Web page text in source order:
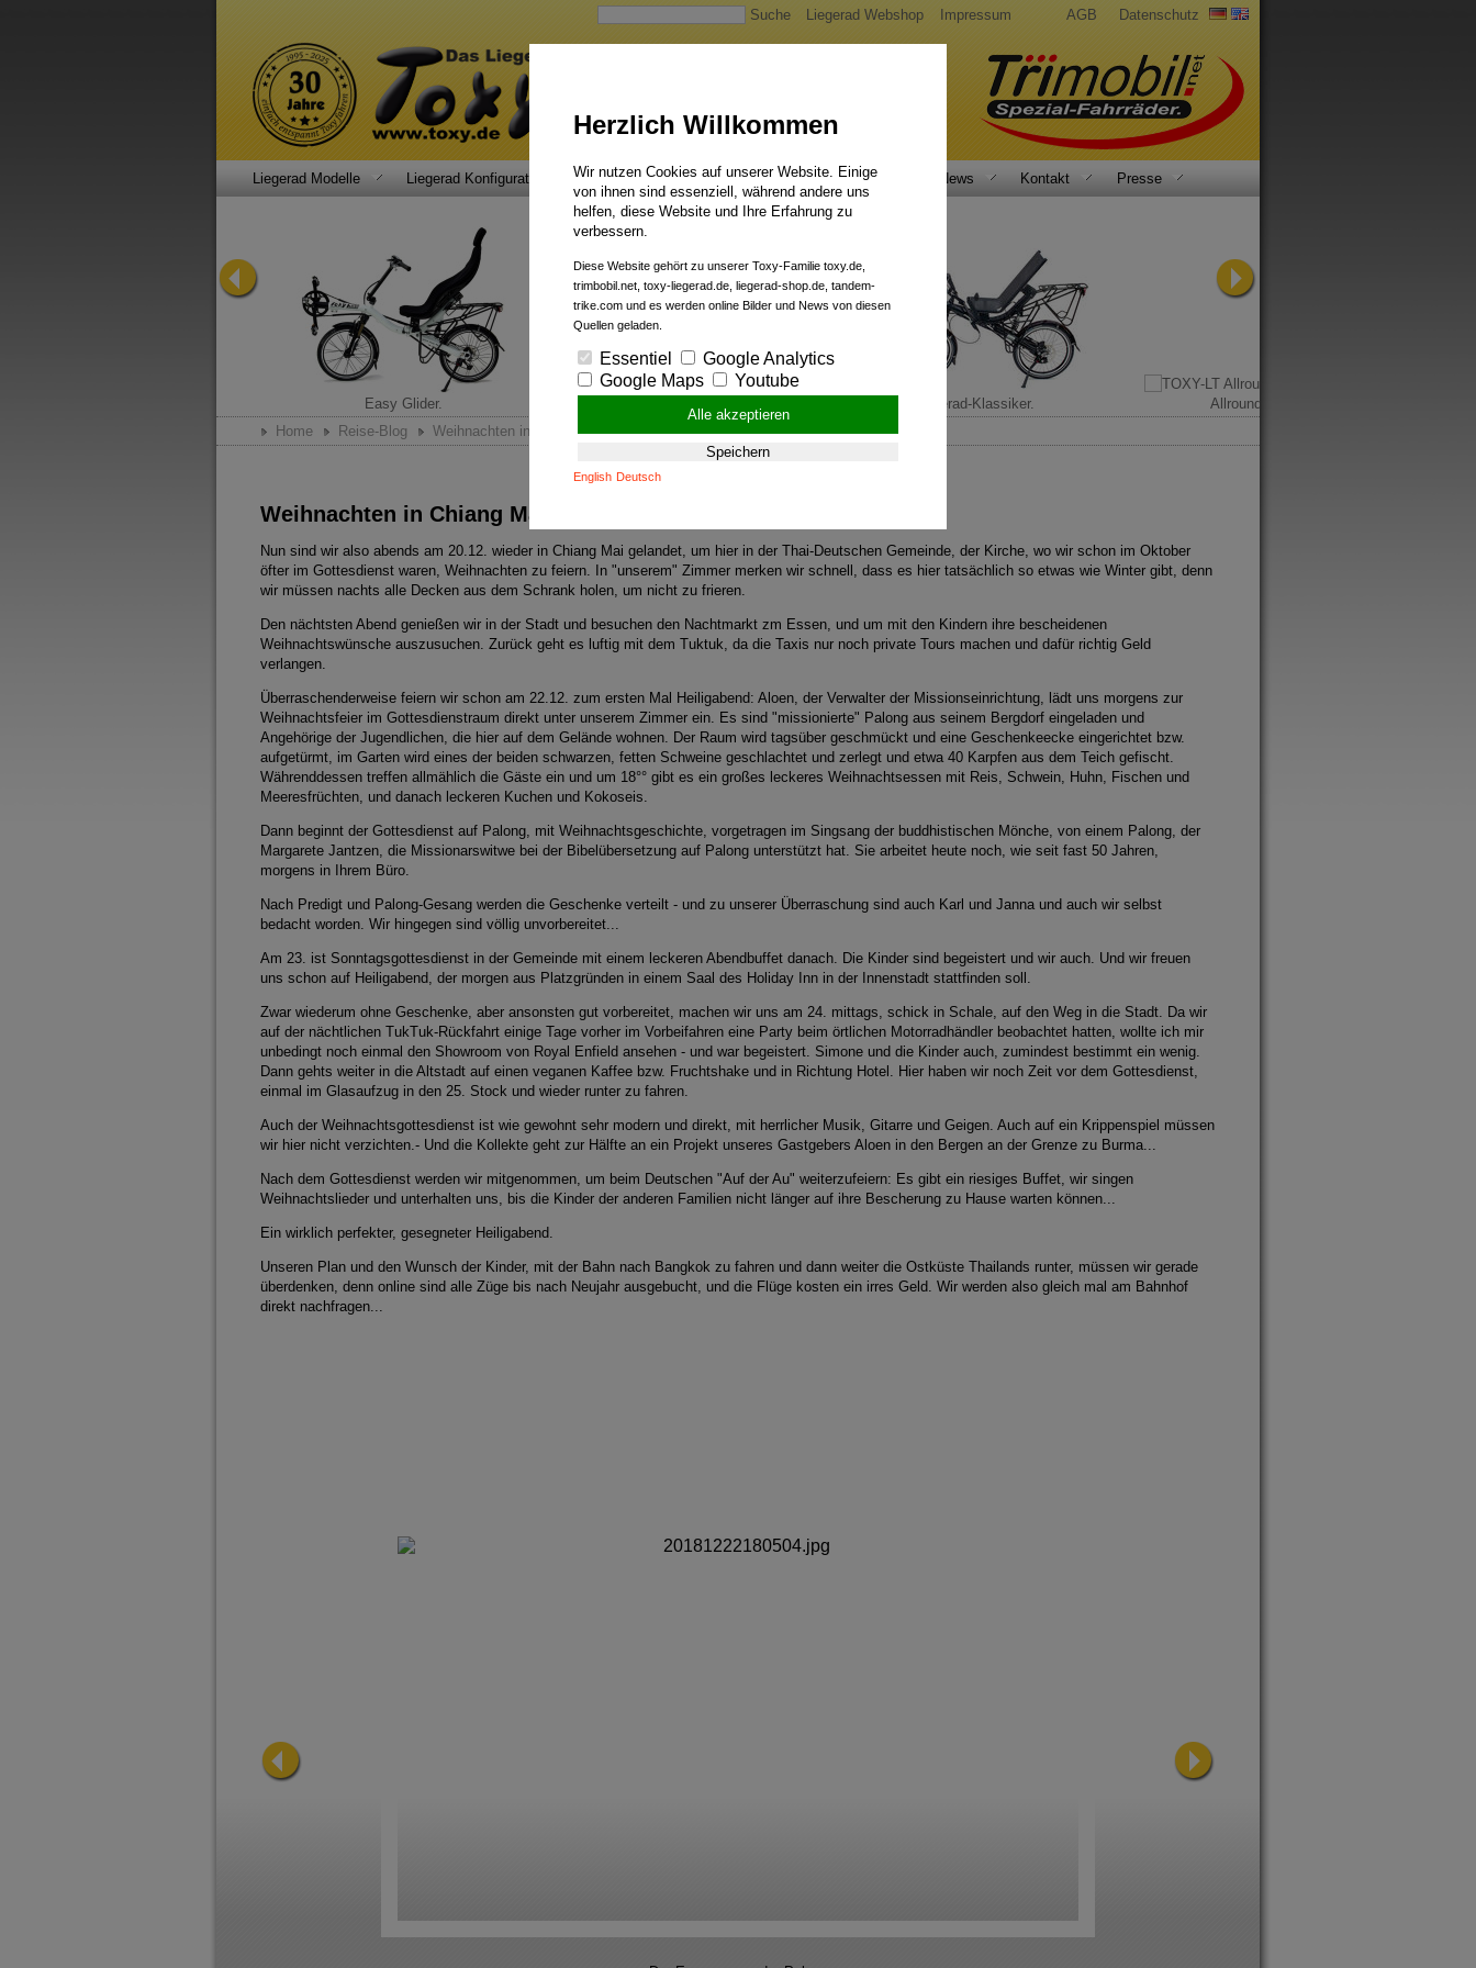
Suche Liegerad Webshop Impressum AGB Datenschutz
Liegerad Modelle Liegerad Konfigurator Faszination Service Qualität Liegerad News Kontakt Presse
Easy Glider. Liegerad-Klassiker.
Allround-Talent.
Home
Reise-Blog Weihnachten in Chiang Mai
Weihnachten in Chiang Mai
Nun sind wir also abends am 20.12. wieder in Chiang Mai gelandet, um hier in der Thai-Deutschen Gemeinde, der Kirche, wo wir schon im Oktober
öfter im Gottesdienst waren, Weihnachten zu feiern. In "unserem" Zimmer merken wir schnell, dass es hier tatsächlich so etwas wie Winter gibt, denn
wir müssen nachts alle Decken aus dem Schrank holen, um nicht zu frieren.
Den nächtsten Abend genießen wir in der Stadt und besuchen den Nachtmarkt zm Essen, und um mit den Kindern ihre bescheidenen
Weihnachtswünsche auszusuchen. Zurück geht es luftig mit dem Tuktuk, da die Taxis nur noch private Tours machen und dafür richtig Geld
verlangen.
Überraschenderweise feiern wir schon am 22.12. zum ersten Mal Heiligabend: Aloen, der Verwalter der Missionseinrichtung, lädt uns morgens zur
Weihnachtsfeier im Gottesdienstraum direkt unter unserem Zimmer ein. Es sind "missionierte" Palong aus seinem Bergdorf eingeladen und
Angehörige der Jugendlichen, die hier auf dem Gelände wohnen. Der Raum wird tagsüber geschmückt und eine Geschenkeecke eingerichtet bzw.
aufgetürmt, im Garten wird eines der beiden schwarzen, fetten Schweine geschlachtet und zerlegt und etwa 40 Karpfen aus dem Teich gefischt.
Währenddessen treffen allmählich die Gäste ein und um 18°° gibt es ein großes leckeres Weihnachtsessen mit Reis, Schwein, Huhn, Fischen und
Meeresfrüchten, und danach leckeren Kuchen und Kokoseis.
Dann beginnt der Gottesdienst auf Palong, mit Weihnachtsgeschichte, vorgetragen im Singsang der buddhistischen Mönche, von einem Palong, der
Margarete Jantzen, die Missionarswitwe bei der Bibelübersetzung auf Palong unterstützt hat. Sie arbeitet heute noch, wie seit fast 50 Jahren,
morgens in Ihrem Büro.
Nach Predigt und Palong-Gesang werden die Geschenke verteilt - und zu unserer Überraschung sind auch Karl und Janna und auch wir selbst
bedacht worden. Wir hingegen sind völlig unvorbereitet...
Am 23. ist Sonntagsgottesdienst in der Gemeinde mit einem leckeren Abendbuffet danach. Die Kinder sind begeistert und wir auch. Und wir freuen
uns schon auf Heiligabend, der morgen aus Platzgründen in einem Saal des Holiday Inn in der Innenstadt stattfinden soll.
Zwar wiederum ohne Geschenke, aber ansonsten gut vorbereitet, machen wir uns am 24. mittags, schick in Schale, auf den Weg in die Stadt. Da wir
auf der nächtlichen TukTuk-Rückfahrt einige Tage vorher im Vorbeifahren eine Party beim örtlichen Motorradhändler beobachtet hatten, wollte ich mir
unbedingt noch einmal den Showroom von Royal Enfield ansehen - und war begeistert. Simone und die Kinder auch, zumindest bestimmt ein wenig.
Dann gehts weiter in die Altstadt auf einen veganen Kaffee bzw. Fruchtshake und in Richtung Hotel. Hier haben wir noch Zeit vor dem Gottesdienst,
einmal im Glasaufzug in den 25. Stock und wieder runter zu fahren.
Auch der Weihnachtsgottesdienst ist wie gewohnt sehr modern und direkt, mit herrlicher Musik, Gitarre und Geigen. Auch auf ein Krippenspiel müssen
wir hier nicht verzichten.- Und die Kollekte geht zur Hälfte an ein Projekt unseres Gastgebers Aloen in den Bergen an der Grenze zu Burma...
Nach dem Gottesdienst werden wir mitgenommen, um beim Deutschen "Auf der Au" weiterzufeiern: Es gibt ein riesiges Buffet, wir singen
Weihnachtslieder und unterhalten uns, bis die Kinder der anderen Familien nicht länger auf ihre Bescherung zu Hause warten können...
Ein wirklich perfekter, gesegneter Heiligabend.
Unseren Plan und den Wunsch der Kinder, mit der Bahn nach Bangkok zu fahren und dann weiter die Ostküste Thailands runter, müssen wir gerade
überdenken, denn online sind alle Züge bis nach Neujahr ausgebucht, und die Flüge kosten ein irres Geld. Wir werden also gleich mal am Bahnhof
direkt nachfragen...
Herzlich Willkommen
Wir nutzen Cookies auf unserer Website. Einige
von ihnen sind essenziell, während andere uns
helfen, diese Website und Ihre Erfahrung zu
verbessern.
Diese Website gehört zu unserer Toxy-Familie toxy.de,
trimbobil.net, toxy-liegerad.de, liegerad-shop.de, tandem-
trike.com und es werden online Bilder und News von diesen
Quellen geladen.
Essentiel
Google Analytics
Google Maps
Youtube
Alle akzeptieren
Speichern
English Deutsch